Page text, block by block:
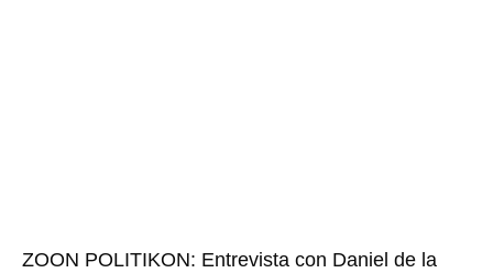
ZOON POLITIKON: Entrevista con Daniel de la